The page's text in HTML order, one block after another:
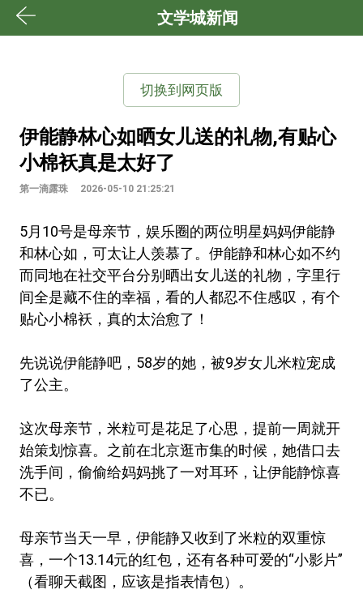
文学城新闻
切换到网页版
伊能静林心如晒女儿送的礼物,有贴心
小棉袄真是太好了
第一滴露珠 2026-05-10 21:25:21
5月10号是母亲节，娱乐圈的两位明星妈妈伊能静
和林心如，可太让人羡慕了。伊能静和林心如不约
而同地在社交平台分别晒出女儿送的礼物，字里行
间全是藏不住的幸福，看的人都忍不住感叹，有个
贴心小棉袄，真的太治愈了！
先说说伊能静吧，58岁的她，被9岁女儿米粒宠成
了公主。
这次母亲节，米粒可是花足了心思，提前一周就开
始策划惊喜。之前在北京逛市集的时候，她借口去
洗手间，偷偷给妈妈挑了一对耳环，让伊能静惊喜
不已。
母亲节当天一早，伊能静又收到了米粒的双重惊
喜，一个13.14元的红包，还有各种可爱的“小影片”
（看聊天截图，应该是指表情包）。